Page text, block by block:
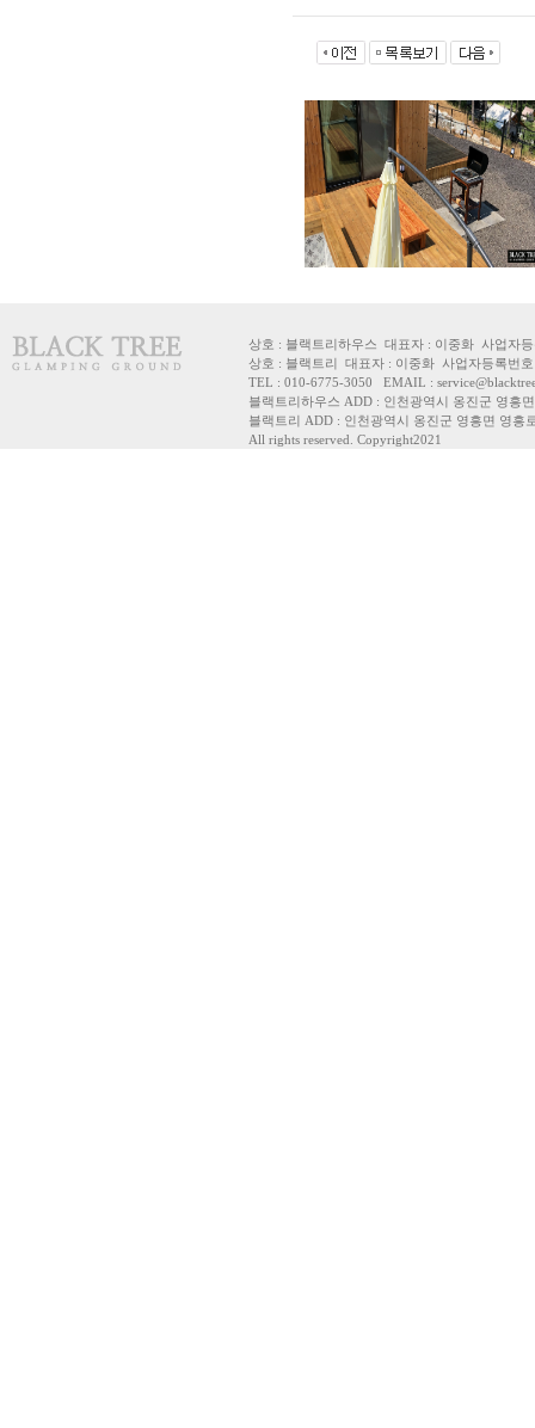
상호 : 블랙트리하우스 대표자 : 이중화 사업자
상호 : 블랙트리 대표자 : 이중화 사업자등록번
TEL : 010-6775-3050 EMAIL :
블랙트리하우스 ADD : 인천광역시 옹진군 영흥
블랙트리 ADD : 인천광역시 옹진군 영흥면 영흥
All rights reserved. Copyright2021